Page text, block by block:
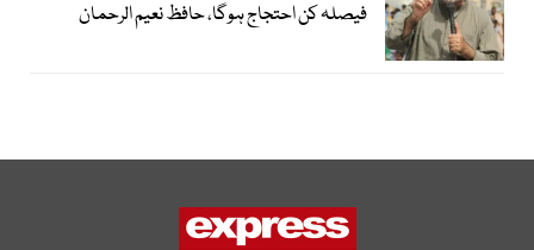
فیصلہ کن احتجاج ہوگا، حافظ نعیم الرحمان